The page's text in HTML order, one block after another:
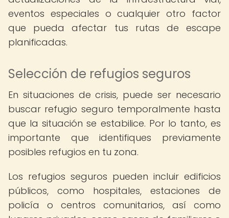
eventos especiales o cualquier otro factor
que pueda afectar tus rutas de escape
planificadas.
Selección de refugios seguros
En situaciones de crisis, puede ser necesario
buscar refugio seguro temporalmente hasta
que la situación se estabilice. Por lo tanto, es
importante que identifiques previamente
posibles refugios en tu zona.
Los refugios seguros pueden incluir edificios
públicos, como hospitales, estaciones de
policía o centros comunitarios, así como